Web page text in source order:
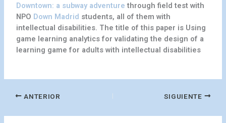
Downtown: a subway adventure through field test with
NPO Down Madrid students, all of them with
intellectual disabilities. The title of this paper is Using
game learning analytics for validating the design of a
learning game for adults with intellectual disabilities
ANTERIOR SIGUIENTE